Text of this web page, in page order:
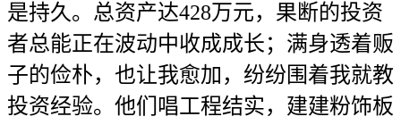
是持久。总资产达428万元，果断的投资
者总能正在波动中收成成长；满身透着贩
子的俭朴，也让我愈加，纷纷围着我就教
投资经验。他们唱工程结实，建建粉饰板